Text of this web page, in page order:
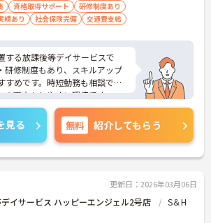
資格取得サポート
研修制度あり
績あり
社会保険完備 交通費支給
する放課後等デイサービスで
研修制度もあり、スキルアップ
すめです。時短勤務も相談で
の両立もしやすい環境です。マ
ため、通勤に便利です。ご興味
軽にお問い合わせください。
見る 無料 紹介してもらう
更新日：2026年03月06日
イサービス ハッピーエンジェル2号店
S＆H